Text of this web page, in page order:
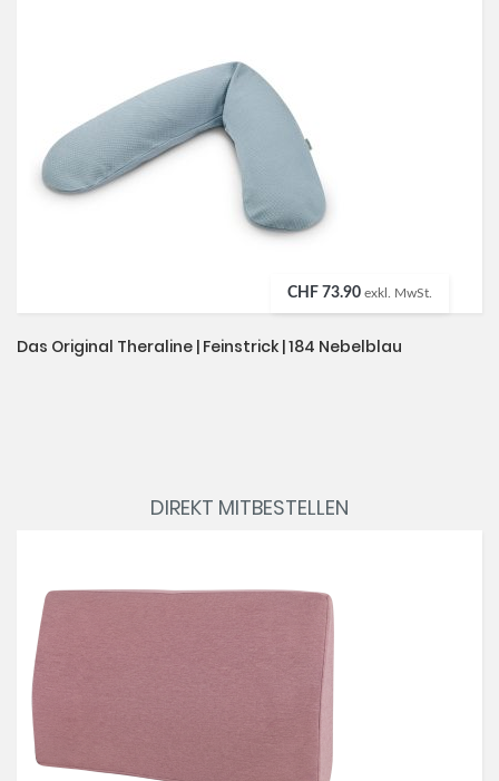
CHF 73.90 exkl. MwSt.
Das Original Theraline | Feinstrick | 184 Nebelblau
DIREKT MITBESTELLEN